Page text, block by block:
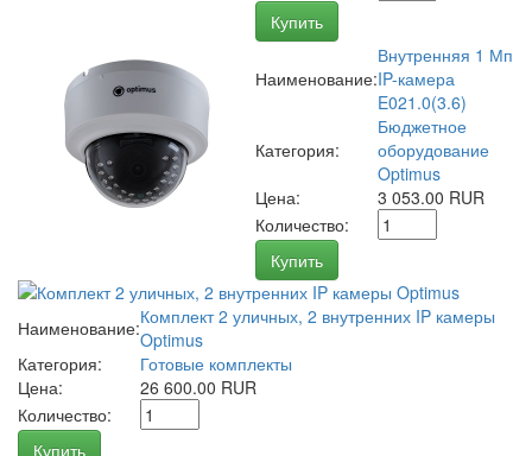
Купить
Наименование:
Внутренняя 1 Мп
IP-камера
E021.0(3.6)
Категория:
Бюджетное
оборудование
Optimus
Цена:
3 053.00 RUR
Количество:
Купить
Наименование:Комплект 2 уличных, 2 внутренних IP камеры
Optimus
Категория:
Готовые комплекты
Цена:
26 600.00 RUR
Количество:
Купить